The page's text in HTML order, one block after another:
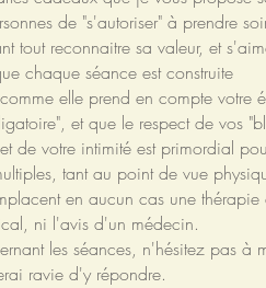
de "s'autoriser" à prendre
tout reconnaitre sa valeur, et
chaque séance est construite
elle prend en compte votre
et que le respect de vos
de votre intimité est primordial
tant au point de vue
en aucun cas une thérapie
ni l'avis d'un médecin.
les séances, n'hésitez pas à
ravie d'y répondre.